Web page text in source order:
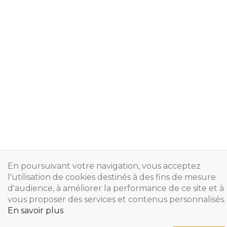
En poursuivant votre navigation, vous acceptez
l'utilisation de cookies destinés à des fins de mesure
d'audience, à améliorer la performance de ce site et à
vous proposer des services et contenus personnalisés.
En savoir plus